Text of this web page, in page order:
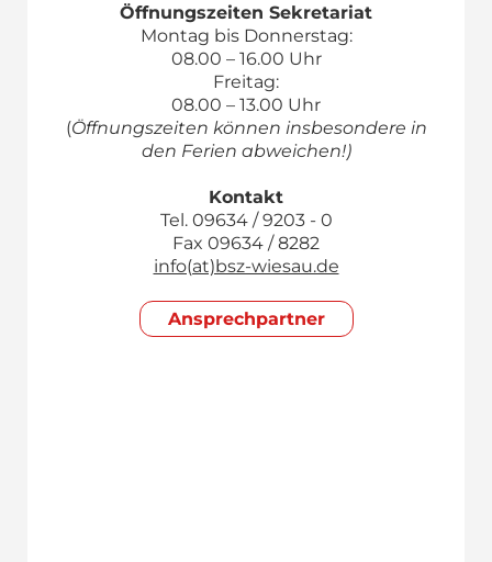
Öffnungszeiten Sekretariat
Montag bis Donnerstag:
08.00 – 16.00 Uhr
Freitag:
08.00 – 13.00 Uhr
(Öffnungszeiten können insbesondere in
den Ferien abweichen!)
Kontakt
Tel. 09634 / 9203 - 0
Fax 09634 / 8282
info(at)bsz-wiesau.de
Ansprech­partner